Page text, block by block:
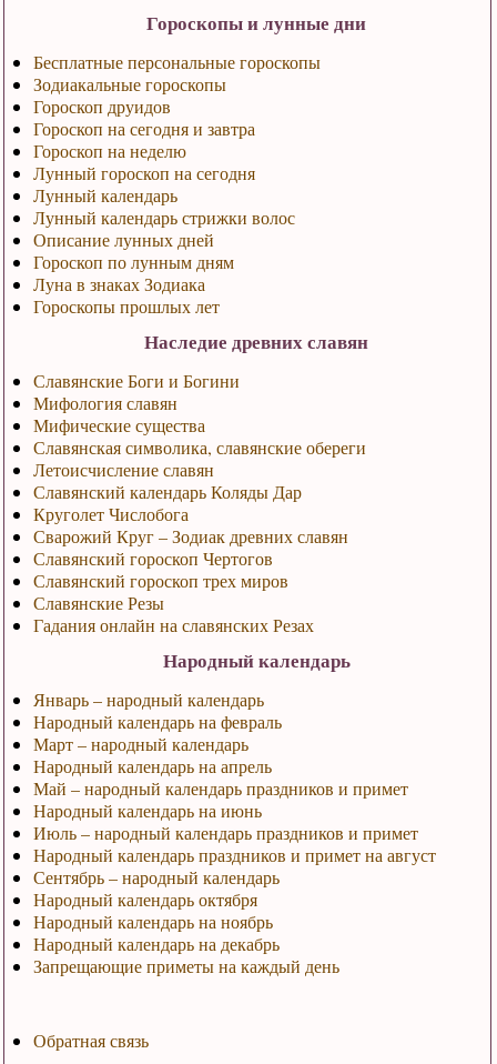
Гороскопы и лунные дни
Бесплатные персональные гороскопы
Зодиакальные гороскопы
Гороскоп друидов
Гороскоп на сегодня и завтра
Гороскоп на неделю
Лунный гороскоп на сегодня
Лунный календарь
Лунный календарь стрижки волос
Описание лунных дней
Гороскоп по лунным дням
Луна в знаках Зодиака
Гороскопы прошлых лет
Наследие древних славян
Славянские Боги и Богини
Мифология славян
Мифические существа
Славянская символика, славянские обереги
Летоисчисление славян
Славянский календарь Коляды Дар
Круголет Числобога
Сварожий Круг – Зодиак древних славян
Славянский гороскоп Чертогов
Славянский гороскоп трех миров
Славянские Резы
Гадания онлайн на славянских Резах
Народный календарь
Январь – народный календарь
Народный календарь на февраль
Март – народный календарь
Народный календарь на апрель
Май – народный календарь праздников и примет
Народный календарь на июнь
Июль – народный календарь праздников и примет
Народный календарь праздников и примет на август
Сентябрь – народный календарь
Народный календарь октября
Народный календарь на ноябрь
Народный календарь на декабрь
Запрещающие приметы на каждый день
Обратная связь